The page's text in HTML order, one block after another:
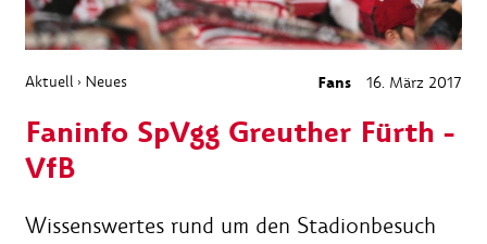
Aktuell › Neues Fans 16. März 2017
Faninfo SpVgg Greuther Fürth -
VfB
Wissenswertes rund um den Stadionbesuch